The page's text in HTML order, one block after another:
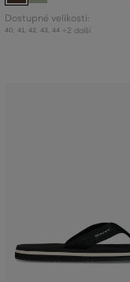
Dostupné velikosti:
40 41, 42 43 44 +2 další